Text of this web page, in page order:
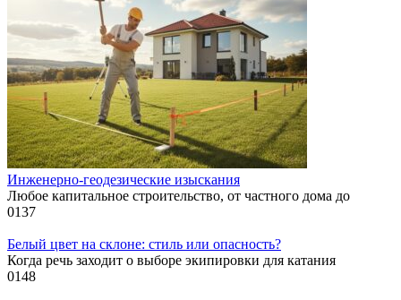
Инженерно-геодезические изыскания
Любое капитальное строительство, от частного дома до
0137
Белый цвет на склоне: стиль или опасность?
Когда речь заходит о выборе экипировки для катания
0148